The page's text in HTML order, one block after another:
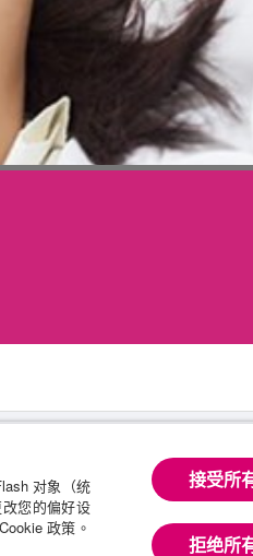
对象（统
您的偏好设
政策。
接受所
拒绝所